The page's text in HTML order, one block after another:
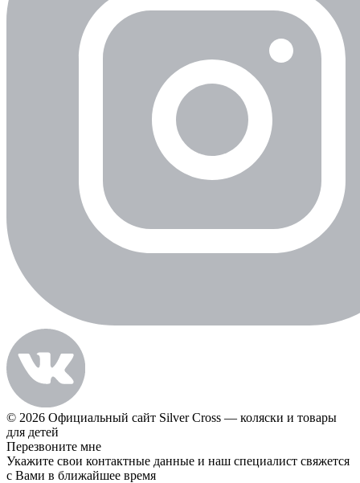
© 2026 Официальный сайт Silver Cross — коляски и товары
для детей
Перезвоните мне
Укажите свои контактные данные и наш специалист свяжется
с Вами в ближайшее время